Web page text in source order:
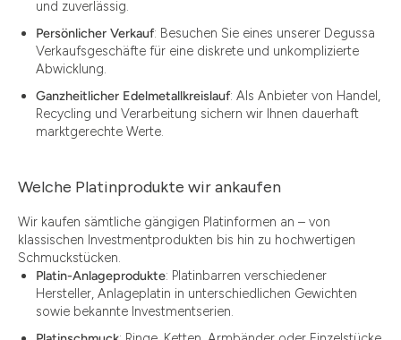
und zuverlässig.
Persönlicher Verkauf: Besuchen Sie eines unserer Degussa
Verkaufsgeschäfte für eine diskrete und unkomplizierte
Abwicklung.
Ganzheitlicher Edelmetallkreislauf: Als Anbieter von Handel,
Recycling und Verarbeitung sichern wir Ihnen dauerhaft
marktgerechte Werte.
Welche Platinprodukte wir ankaufen
Wir kaufen sämtliche gängigen Platinformen an – von
klassischen Investmentprodukten bis hin zu hochwertigen
Schmuckstücken.
Platin-Anlageprodukte: Platinbarren verschiedener
Hersteller, Anlageplatin in unterschiedlichen Gewichten
sowie bekannte Investmentserien.